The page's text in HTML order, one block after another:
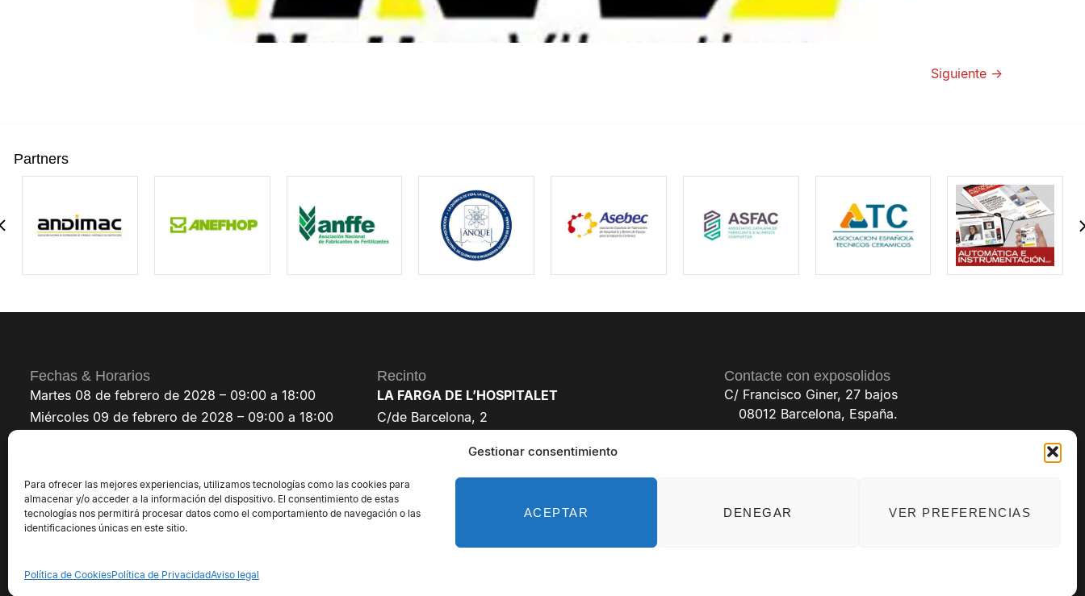
Gestionar consentimiento
Para ofrecer las mejores experiencias, utilizamos tecnologías como las cookies para
almacenar y/o acceder a la información del dispositivo. El consentimiento de estas
tecnologías nos permitirá procesar datos como el comportamiento de navegación o las
identificaciones únicas en este sitio.
ACEPTAR DENEGAR VER PREFERENCIAS
Política de CookiesPolítica de PrivacidadAviso legal
Siguiente →
Partners
Fechas & Horarios
Martes 08 de febrero de 2028 – 09:00 a 18:00
Miércoles 09 de febrero de 2028 – 09:00 a 18:00
Recinto
LA FARGA DE L’HOSPITALET
C/de Barcelona, 2
Contacte con exposolidos
C/ Francisco Giner, 27 bajos
08012 Barcelona, España.
©2026 Exposolidos® - Todos los derechos reservados - Organiza: PROFEI SL – NIF: B60035490 – Registro Mercantil: folio 22, tomo 22.184 hoja nºB-32669
Política de Privacidad de DatosPolítica de CookiesAviso legal